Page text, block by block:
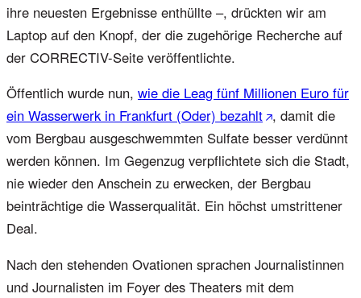
ihre neuesten Ergebnisse enthüllte –, drückten wir am
Laptop auf den Knopf, der die zugehörige Recherche auf
der CORRECTIV-Seite veröffentlichte.
Öffentlich wurde nun, wie die Leag fünf Millionen Euro für
ein Wasserwerk in Frankfurt (Oder) bezahlt , damit die
vom Bergbau ausgeschwemmten Sulfate besser verdünnt
werden können. Im Gegenzug verpflichtete sich die Stadt,
nie wieder den Anschein zu erwecken, der Bergbau
beinträchtige die Wasserqualität. Ein höchst umstrittener
Deal.
Nach den stehenden Ovationen sprachen Journalistinnen
und Journalisten im Foyer des Theaters mit dem